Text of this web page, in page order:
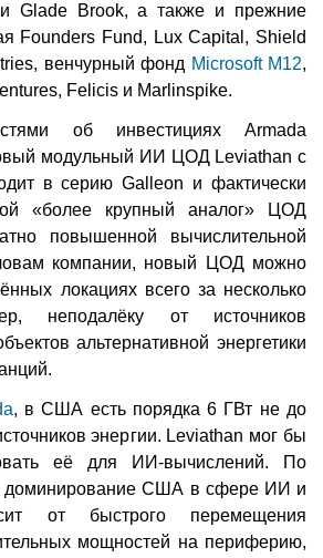
Glade Brook, а также и прежние
Founders Fund, Lux Capital, Shield
венчурный фонд Microsoft M12,
Felicis и Marlinspike.
об инвестициях Armada
модульный ИИ ЦОД Leviathan с
в серию Galleon и фактически
«более крупный аналог» ЦОД
повышенной вычислительной
компании, новый ЦОД можно
локациях всего за несколько
неподалёку от источников
альтернативной энергетики
, в США есть порядка 6 ГВт не до
энергии. Leviathan мог бы
её для ИИ-вычислений. По
доминирование США в сфере ИИ и
от быстрого перемещения
мощностей на периферию,